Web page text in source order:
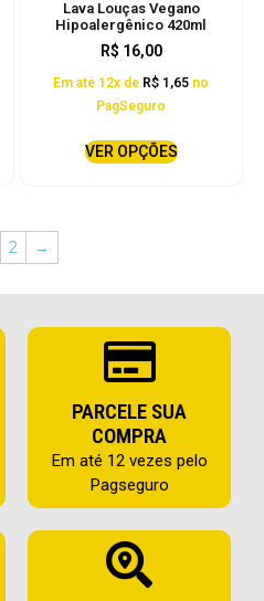
Lava Louças Vegano
Hipoalergênico 420ml
R$ 16,00
Em até 12x de R$ 1,65 no
PagSeguro
VER OPÇÕES
2 →
PARCELE SUA
COMPRA
Em até 12 vezes pelo
Pagseguro